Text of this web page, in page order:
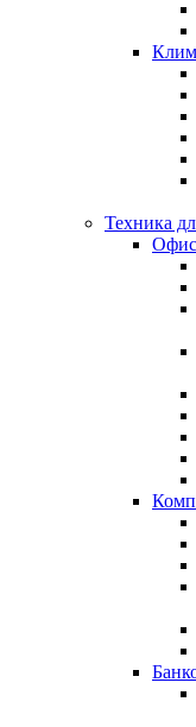
Техника